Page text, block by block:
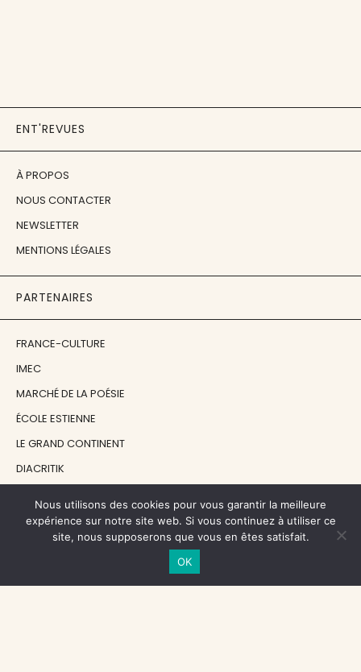
ENT'REVUES
À PROPOS
NOUS CONTACTER
NEWSLETTER
MENTIONS LÉGALES
PARTENAIRES
FRANCE-CULTURE
IMEC
MARCHÉ DE LA POÉSIE
ÉCOLE ESTIENNE
LE GRAND CONTINENT
DIACRITIK
NOS SOUTIENS
CENTRE NATIONAL DU LIVRE
Nous utilisons des cookies pour vous garantir la meilleure
expérience sur notre site web. Si vous continuez à utiliser ce
site, nous supposerons que vous en êtes satisfait.
OK